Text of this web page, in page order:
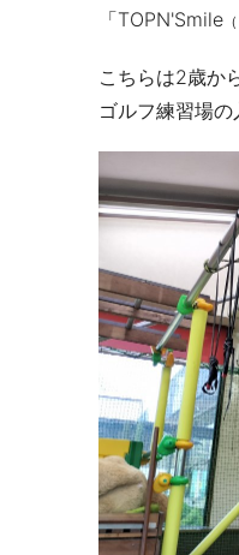
「TOPN'Smile
こちらは2歳か
ゴルフ練習場の